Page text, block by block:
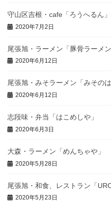
守山区吉根・cafe「ろうへるん」
2020年7月2日
尾張旭・ラーメン「豚骨ラーメ
2020年6月12日
尾張旭・みそラーメン「みそのは
2020年6月12日
志段味・弁当「はこめしや」
2020年6月3日
大森・ラーメン「めんちゃや」
2020年5月28日
尾張旭・和食、レストラン「
2020年5月23日